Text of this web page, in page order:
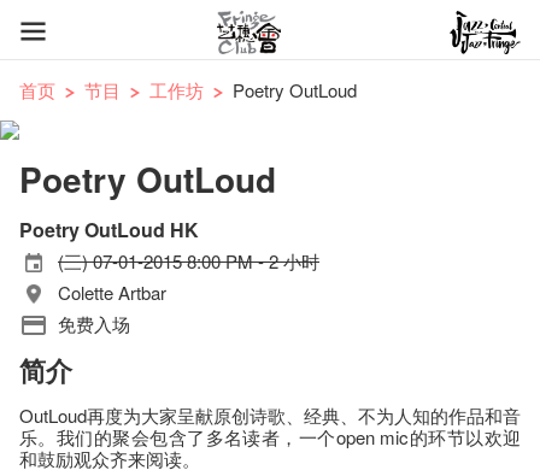
首页 节目 工作坊 Poetry OutLoud
Poetry OutLoud
Poetry OutLoud HK
(三) 07-01-2015 8:00 PM - 2 小时
Colette Artbar
免费入场
简介
OutLoud再度为大家呈献原创诗歌、经典、不为人知的作品和音
乐。我们的聚会包含了多名读者，一个open mic的环节以欢迎
和鼓励观众齐来阅读。